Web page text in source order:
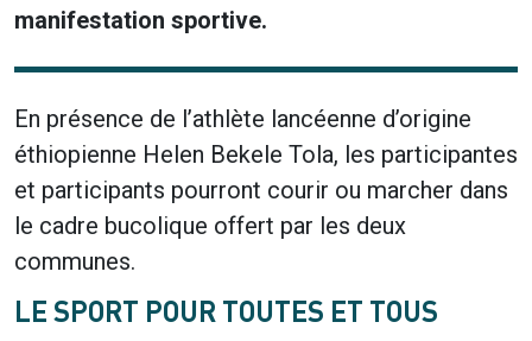
manifestation sportive.
En présence de l’athlète lancéenne d’origine
éthiopienne Helen Bekele Tola, les participantes
et participants pourront courir ou marcher dans
le cadre bucolique offert par les deux
communes.
LE SPORT POUR TOUTES ET TOUS